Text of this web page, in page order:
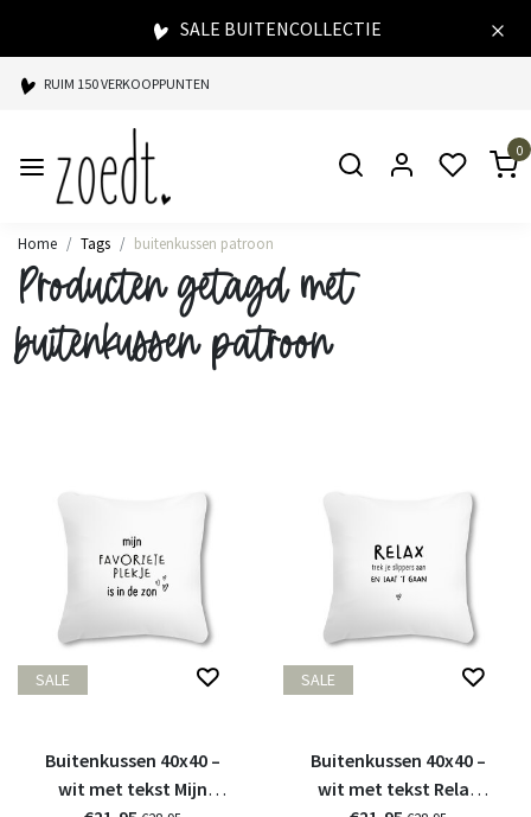
SALE BUITENCOLLECTIE
RUIM 150 VERKOOPPUNTEN
SPAARPUNTEN BIJ ELKE AANKOOP
SNELLE LEVERING
0
Home Tags buitenkussen patroon
Producten getagd met
buitenkussen patroon
SALE
Buitenkussen 40x40 –
wit met tekst Mijn
SALE
Buitenkussen 40x40 –
wit met tekst Relax